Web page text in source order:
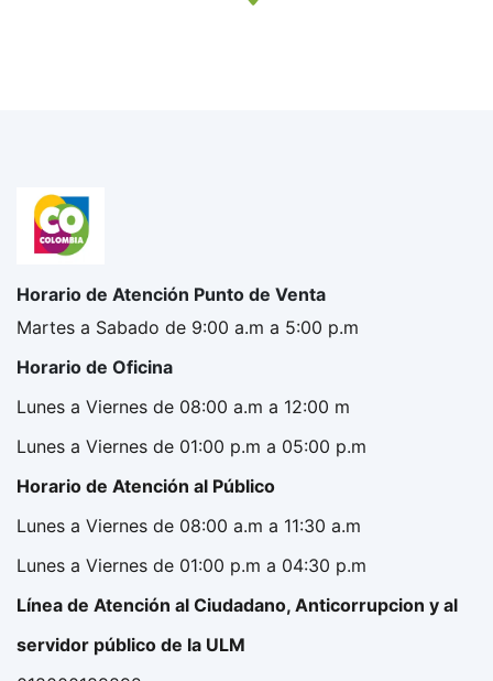
Horario de Atención Punto de Venta
Martes a Sabado de 9:00 a.m a 5:00 p.m
Horario de Oficina
Lunes a Viernes de 08:00 a.m a 12:00 m
Lunes a Viernes de 01:00 p.m a 05:00 p.m
Horario de Atención al Público
Lunes a Viernes de 08:00 a.m a 11:30 a.m
Lunes a Viernes de 01:00 p.m a 04:30 p.m
Línea de Atención al Ciudadano, Anticorrupcion y al
servidor público de la ULM